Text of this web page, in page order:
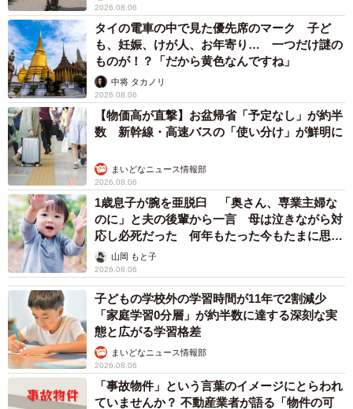
2026.08.06
タイの電車の中で見た優先席のマーク 子ど
も、妊娠、けが人、お年寄り… 一つだけ謎の
ものが！？「だから黄色なんですね」
中将 タカノリ
2026.08.06
【物価高が直撃】お盆帰省「予定なし」が約半
数 新幹線・高速バスの「使い分け」が鮮明に
まいどなニュース情報部
2026.08.06
1歳息子が腕を亜脱臼 「奥さん、専業主婦な
のに」と夫の後輩から一言 母は泣きながら対
応し必死だった 何年もたった今もたまに思い
出し…山岡 もと子
2026.08.06
子どもの学校外の学習時間が11年で2割減少
「家庭学習0分層」が約半数に達する深刻な実
態と広がる学習格差
まいどなニュース情報部
2026.08.06
「事故物件」という言葉のイメージにとらわれ
ていませんか？ 不動産業者が語る「物件の可